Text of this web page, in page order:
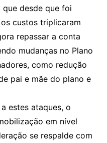
desde que foi
custos triplicaram
repassar a conta
mudanças no Plano
como redução
pai e mãe do plano e
estes ataques, o
em nível
se respalde com